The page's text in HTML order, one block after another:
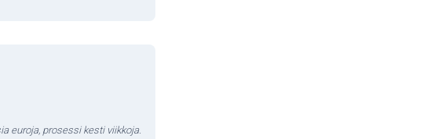
euroja, prosessi kesti viikkoja.